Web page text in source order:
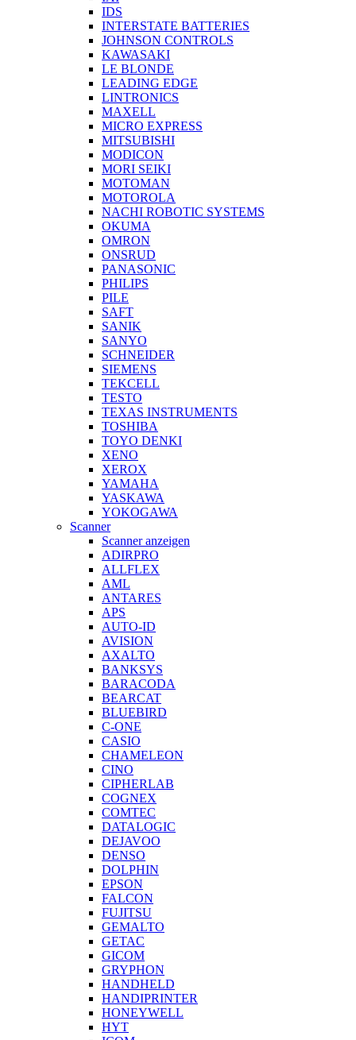
IDS
INTERSTATE BATTERIES
JOHNSON CONTROLS
KAWASAKI
LE BLONDE
LEADING EDGE
LINTRONICS
MAXELL
MICRO EXPRESS
MITSUBISHI
MODICON
MORI SEIKI
MOTOMAN
MOTOROLA
NACHI ROBOTIC SYSTEMS
OKUMA
OMRON
ONSRUD
PANASONIC
PHILIPS
PILE
SAFT
SANIK
SANYO
SCHNEIDER
SIEMENS
TEKCELL
TESTO
TEXAS INSTRUMENTS
TOSHIBA
TOYO DENKI
XENO
XEROX
YAMAHA
YASKAWA
YOKOGAWA
Scanner
Scanner anzeigen
ADIRPRO
ALLFLEX
AML
ANTARES
APS
AUTO-ID
AVISION
AXALTO
BANKSYS
BARACODA
BEARCAT
BLUEBIRD
C-ONE
CASIO
CHAMELEON
CINO
CIPHERLAB
COGNEX
COMTEC
DATALOGIC
DEJAVOO
DENSO
DOLPHIN
EPSON
FALCON
FUJITSU
GEMALTO
GETAC
GICOM
GRYPHON
HANDHELD
HANDIPRINTER
HONEYWELL
HYT